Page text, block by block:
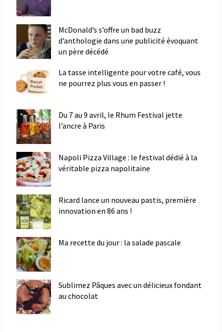
McDonald’s s’offre un bad buzz
d’anthologie dans une publicité évoquant
un père décédé
La tasse intelligente pour votre café, vous
ne pourrez plus vous en passer !
Du 7 au 9 avril, le Rhum Festival jette
l’ancre à Paris
Napoli Pizza Village : le festival dédié à la
véritable pizza napolitaine
Ricard lance un nouveau pastis, première
innovation en 86 ans !
Ma recette du jour : la salade pascale
Sublimez Pâques avec un délicieux fondant
au chocolat